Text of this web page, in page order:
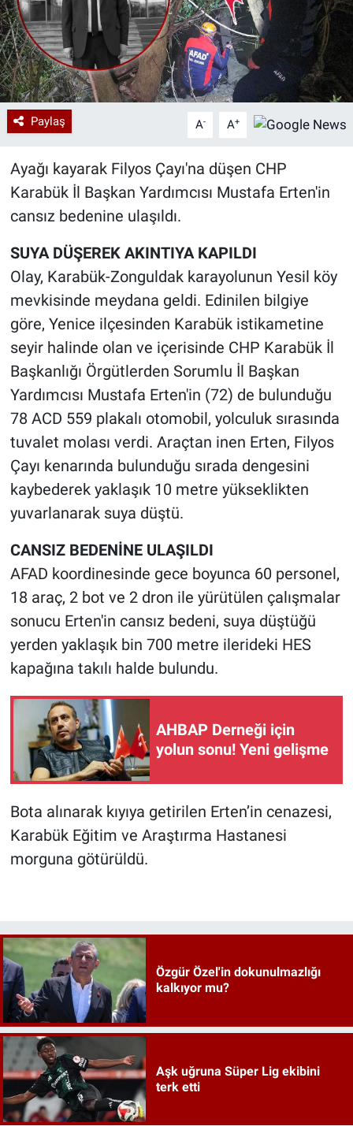
Paylaş A- A+
Ayağı kayarak Filyos Çayı'na düşen CHP
Karabük İl Başkan Yardımcısı Mustafa Erten'in
cansız bedenine ulaşıldı.
SUYA DÜŞEREK AKINTIYA KAPILDI
Olay, Karabük-Zonguldak karayolunun Yesil köy
mevkisinde meydana geldi. Edinilen bilgiye
göre, Yenice ilçesinden Karabük istikametine
seyir halinde olan ve içerisinde CHP Karabük İl
Başkanlığı Örgütlerden Sorumlu İl Başkan
Yardımcısı Mustafa Erten'in (72) de bulunduğu
78 ACD 559 plakalı otomobil, yolculuk sırasında
tuvalet molası verdi. Araçtan inen Erten, Filyos
Çayı kenarında bulunduğu sırada dengesini
kaybederek yaklaşık 10 metre yükseklikten
yuvarlanarak suya düştü.
CANSIZ BEDENİNE ULAŞILDI
AFAD koordinesinde gece boyunca 60 personel,
18 araç, 2 bot ve 2 dron ile yürütülen çalışmalar
sonucu Erten'in cansız bedeni, suya düştüğü
yerden yaklaşık bin 700 metre ilerideki HES
kapağına takılı halde bulundu.
AHBAP Derneği için
yolun sonu! Yeni gelişme
Bota alınarak kıyıya getirilen Erten’in cenazesi,
Karabük Eğitim ve Araştırma Hastanesi
morguna götürüldü.
Özgür Özel'in dokunulmazlığı
kalkıyor mu?
Aşk uğruna Süper Lig ekibini
terk etti
Erişim Bilgileri
Sağlık
Teknoloji